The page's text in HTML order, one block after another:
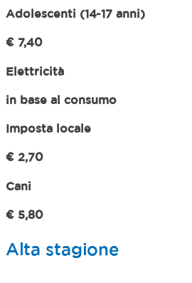
Adolescenti (14-17 anni)
€ 7,40
Elettricità
in base al consumo
Imposta locale
€ 2,70
Cani
€ 5,80
Alta stagione